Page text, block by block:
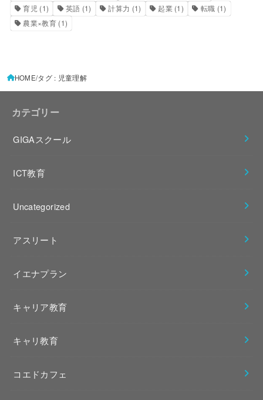
育児 (1) 英語 (1) 計算力 (1) 起業(1) 転職 (1)
農業×教育(1)
HOME タグ : 児童理解
カテゴリー
GIGAスクール
ICT教育
Uncategorized
アスリート
イエナプラン
キャリア教育
キャリ教育
コエドカフェ